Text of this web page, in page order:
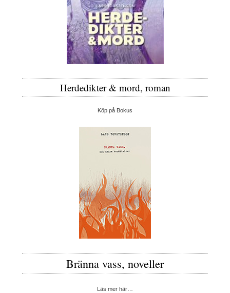
Herdedikter & mord, roman
Köp på Bokus
Bränna vass, noveller
Läs mer här…